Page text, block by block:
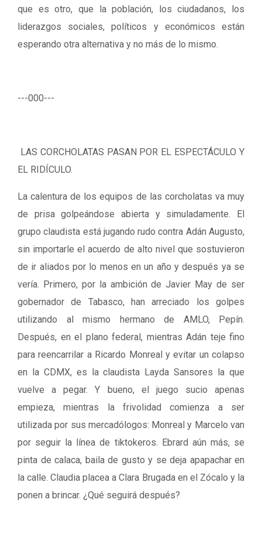
que es otro, que la población, los ciudadanos, los
liderazgos sociales, políticos y económicos están
esperando otra alternativa y no más de lo mismo.
---000---
LAS CORCHOLATAS PASAN POR EL ESPECTÁCULO Y
EL RIDÍCULO.
La calentura de los equipos de las corcholatas va muy
de prisa golpeándose abierta y simuladamente. El
grupo claudista está jugando rudo contra Adán Augusto,
sin importarle el acuerdo de alto nivel que sostuvieron
de ir aliados por lo menos en un año y después ya se
vería. Primero, por la ambición de Javier May de ser
gobernador de Tabasco, han arreciado los golpes
utilizando al mismo hermano de AMLO, Pepín.
Después, en el plano federal, mientras Adán teje fino
para reencarrilar a Ricardo Monreal y evitar un colapso
en la CDMX, es la claudista Layda Sansores la que
vuelve a pegar. Y bueno, el juego sucio apenas
empieza, mientras la frivolidad comienza a ser
utilizada por sus mercadólogos: Monreal y Marcelo van
por seguir la línea de tiktokeros. Ebrard aún más, se
pinta de calaca, baila de gusto y se deja apapachar en
la calle. Claudia placea a Clara Brugada en el Zócalo y la
ponen a brincar. ¿Qué seguirá después?